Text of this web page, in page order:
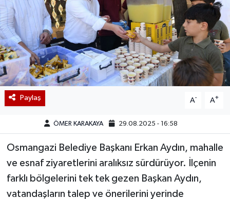
Paylaş A- A+
ÖMER KARAKAYA 29.08.2025 - 16:58
Osmangazi Belediye Başkanı Erkan Aydın, mahalle
ve esnaf ziyaretlerini aralıksız sürdürüyor. İlçenin
farklı bölgelerini tek tek gezen Başkan Aydın,
vatandaşların talep ve önerilerini yerinde